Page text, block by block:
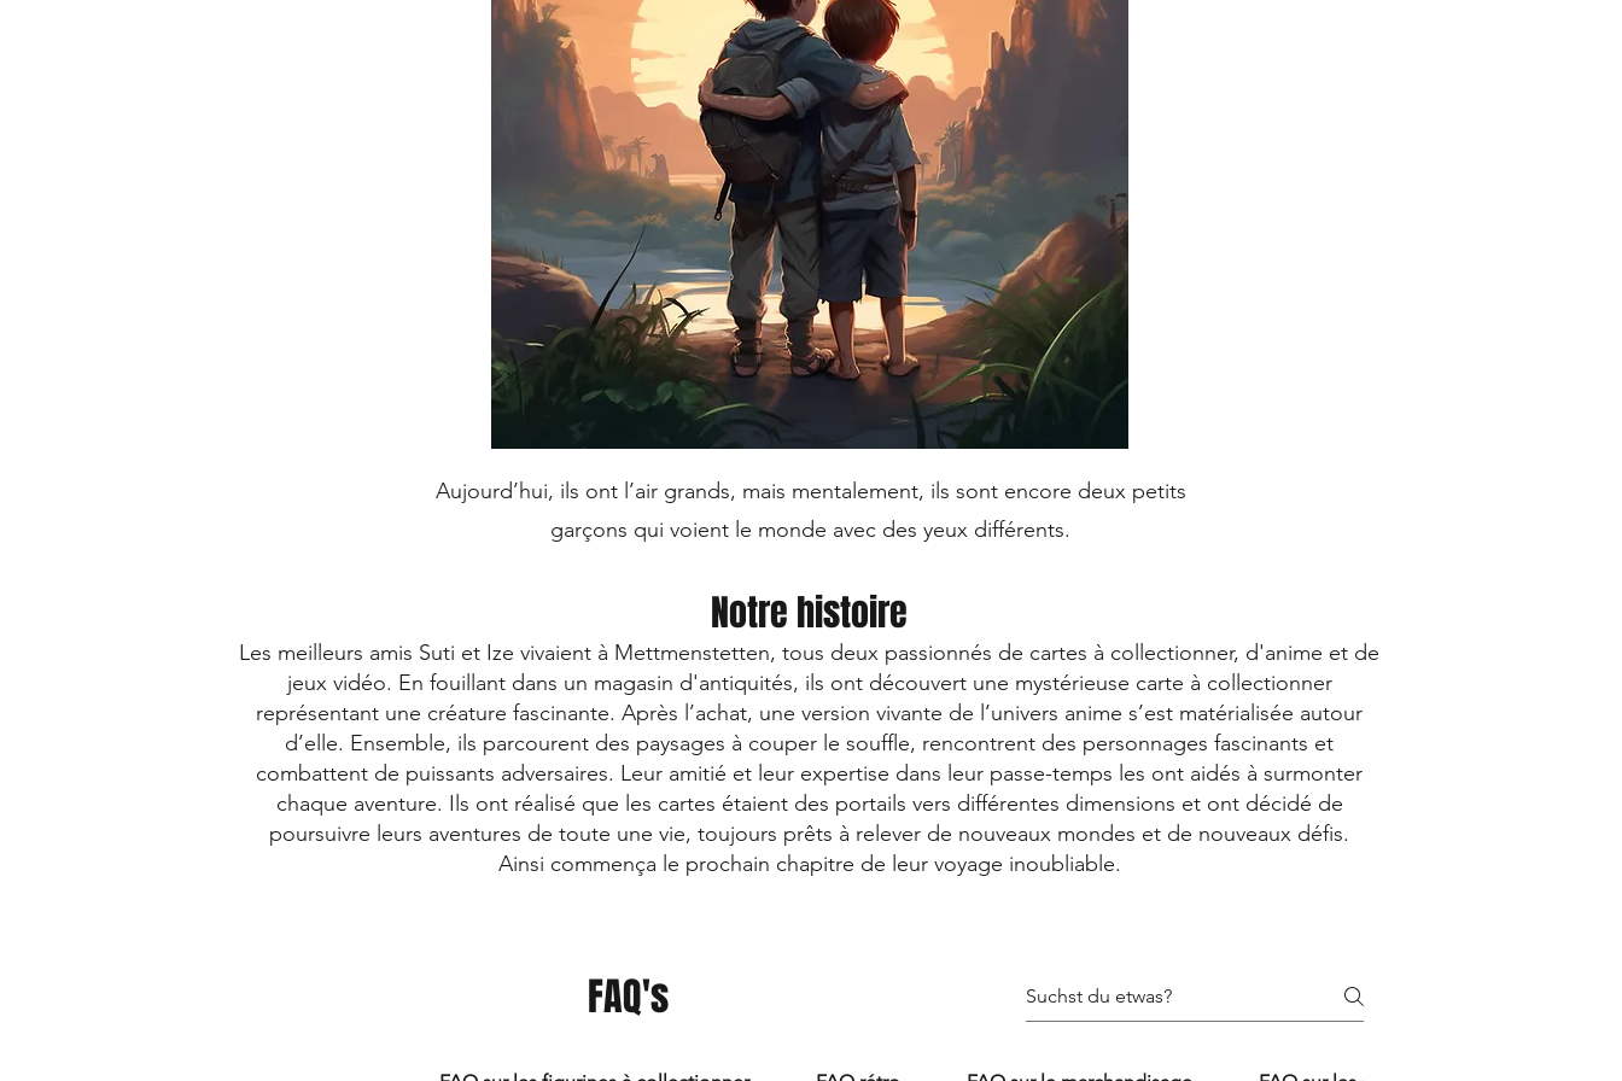
Aujourd’hui, ils ont l’air grands, mais mentalement, ils sont encore deux petits
garçons qui voient le monde avec des yeux différents.
Notre histoire
Les meilleurs amis Suti et Ize vivaient à Mettmenstetten, tous deux passionnés de cartes à collectionner, d'anime et de
jeux vidéo. En fouillant dans un magasin d'antiquités, ils ont découvert une mystérieuse carte à collectionner
représentant une créature fascinante. Après l’achat, une version vivante de l’univers anime s’est matérialisée autour
d’elle. Ensemble, ils parcourent des paysages à couper le souffle, rencontrent des personnages fascinants et
combattent de puissants adversaires. Leur amitié et leur expertise dans leur passe-temps les ont aidés à surmonter
chaque aventure. Ils ont réalisé que les cartes étaient des portails vers différentes dimensions et ont décidé de
poursuivre leurs aventures de toute une vie, toujours prêts à relever de nouveaux mondes et de nouveaux défis.
Ainsi commença le prochain chapitre de leur voyage inoubliable.
FAQ's